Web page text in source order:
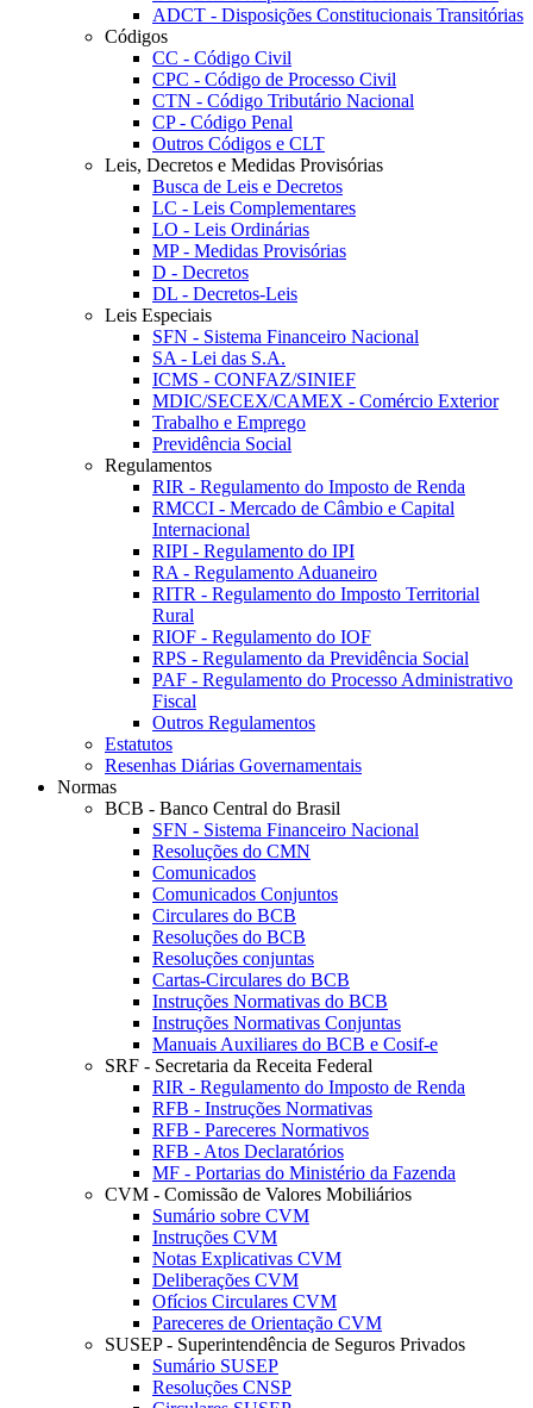
ADCT - Disposições Constitucionais Transitórias
Códigos
CC - Código Civil
CPC - Código de Processo Civil
CTN - Código Tributário Nacional
CP - Código Penal
Outros Códigos e CLT
Leis, Decretos e Medidas Provisórias
Busca de Leis e Decretos
LC - Leis Complementares
LO - Leis Ordinárias
MP - Medidas Provisórias
D - Decretos
DL - Decretos-Leis
Leis Especiais
SFN - Sistema Financeiro Nacional
SA - Lei das S.A.
ICMS - CONFAZ/SINIEF
MDIC/SECEX/CAMEX - Comércio Exterior
Trabalho e Emprego
Previdência Social
Regulamentos
RIR - Regulamento do Imposto de Renda
RMCCI - Mercado de Câmbio e Capital
Internacional
RIPI - Regulamento do IPI
RA - Regulamento Aduaneiro
RITR - Regulamento do Imposto Territorial
Rural
RIOF - Regulamento do IOF
RPS - Regulamento da Previdência Social
PAF - Regulamento do Processo Administrativo
Fiscal
Outros Regulamentos
Estatutos
Resenhas Diárias Governamentais
Normas
BCB - Banco Central do Brasil
SFN - Sistema Financeiro Nacional
Resoluções do CMN
Comunicados
Comunicados Conjuntos
Circulares do BCB
Resoluções do BCB
Resoluções conjuntas
Cartas-Circulares do BCB
Instruções Normativas do BCB
Instruções Normativas Conjuntas
Manuais Auxiliares do BCB e Cosif-e
SRF - Secretaria da Receita Federal
RIR - Regulamento do Imposto de Renda
RFB - Instruções Normativas
RFB - Pareceres Normativos
RFB - Atos Declaratórios
MF - Portarias do Ministério da Fazenda
CVM - Comissão de Valores Mobiliários
Sumário sobre CVM
Instruções CVM
Notas Explicativas CVM
Deliberações CVM
Ofícios Circulares CVM
Pareceres de Orientação CVM
SUSEP - Superintendência de Seguros Privados
Sumário SUSEP
Resoluções CNSP